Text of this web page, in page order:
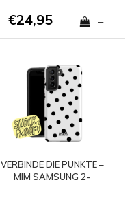
€24,95 +
VERBINDE DIE PUNKTE –
MIM SAMSUNG 2-